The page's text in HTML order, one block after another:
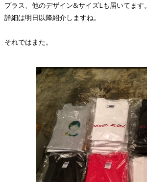
プラス、他のデザイン&サイズLも届いてます。
詳細は明日以降紹介しますね。
それではまた。